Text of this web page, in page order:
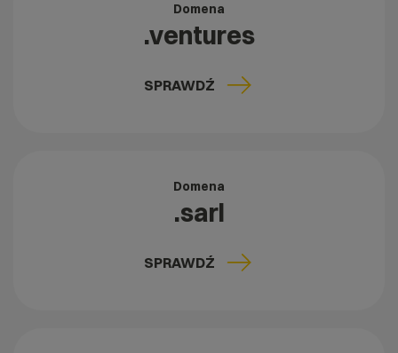
Domena
.ventures
SPRAWDŹ
Domena
.sarl
SPRAWDŹ